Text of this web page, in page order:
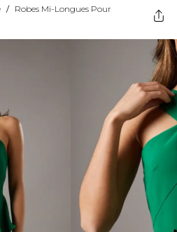
/ Robes Mi-Longues Pour